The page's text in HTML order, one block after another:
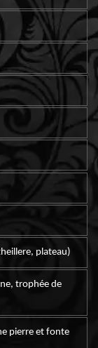
plateau)
trophée de
pierre et fonte